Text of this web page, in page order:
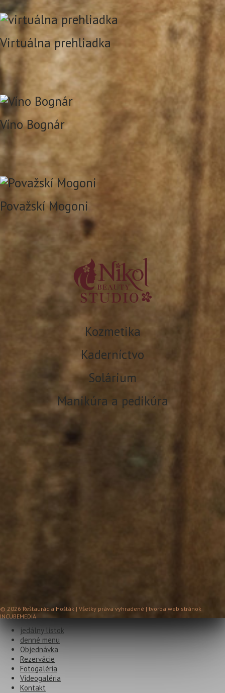
Virtuálna prehliadka
Víno Bognár
Považskí Mogoni
Kozmetika
Kaderníctvo
Solárium
Manikúra a pedikúra
© 2026 Reštaurácia Hošták | Všetky práva vyhradené | tvorba web stránok
INCUBEMEDIA
jedálny lístok
denné menu
Objednávka
Rezervácie
Fotogaléria
Videogaléria
Kontakt